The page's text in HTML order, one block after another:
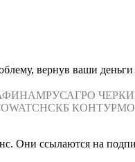
вернув ваши деньги
ФИНАМРУСАГРО
СКБ КОНТУР
Они ссылаются на